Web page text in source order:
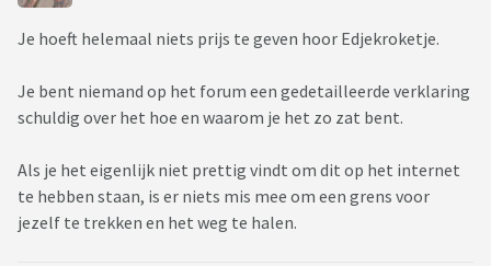
Je hoeft helemaal niets prijs te geven hoor Edjekroketje.
Je bent niemand op het forum een gedetailleerde verklaring
schuldig over het hoe en waarom je het zo zat bent.
Als je het eigenlijk niet prettig vindt om dit op het internet
te hebben staan, is er niets mis mee om een grens voor
jezelf te trekken en het weg te halen.